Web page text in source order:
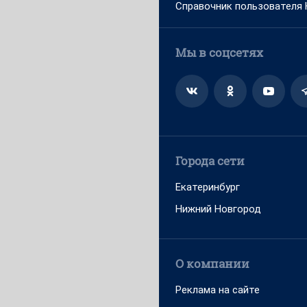
Справочник пользователя
Мы в соцсетях
Города сети
Екатеринбург
Нижний Новгород
О компании
Реклама на сайте